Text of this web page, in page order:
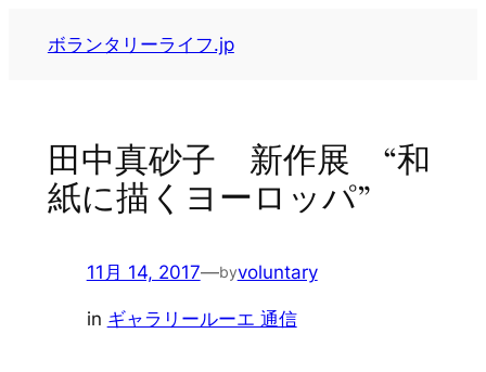
ボランタリーライフ.jp
田中真砂子 新作展 “和
紙に描くヨーロッパ”
11月 14, 2017—byvoluntary
in ギャラリールーエ 通信